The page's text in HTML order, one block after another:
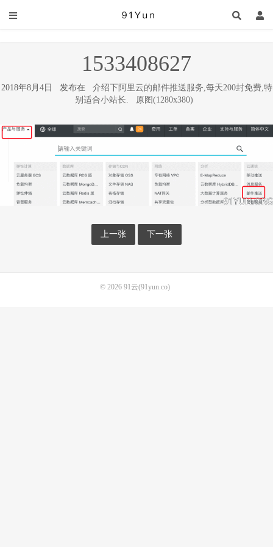
1533408627
2018年8月4日 发布在 介绍下阿里云的邮件推送服务,每天200封免费,特
别适合小站长.
原图(1280x380)
上一张 下一张
© 2026 91云(91yun.co)